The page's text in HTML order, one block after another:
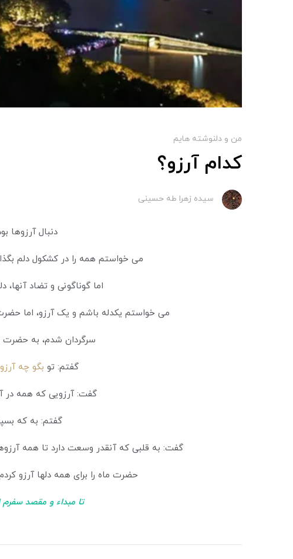
من و دلنوشته هایم
کدام آرزو؟
سیده زهرا طه حسینی
دنبال آرزوها
می خواستم همه را در کشکول دلم
اما گوناگونی و تضاد آنها،
می خواستم یکدله باشم و یک آرزو، اما
سرگردان شدم، به حضرت
گفتم: تو بگو چه
گفت: آرزویی که همه در
گفتم: به که
گفت: به قلبی که آنقدر وسعت دارد تا همه
حضرت ماه را برای همه دلها آرزو
تا مبداء و مقصد سفرم